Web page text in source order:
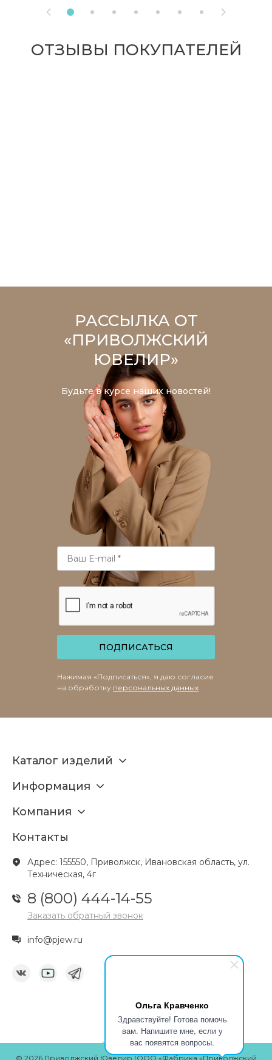
Ольга Кравченко
Здравствуйте! Готова помочь
вам. Напишите мне, если у
вас появятся вопросы.
 
ОТЗЫВЫ ПОКУПАТЕЛЕЙ
РАССЫЛКА ОТ
«ПРИВОЛЖСКИЙ
ЮВЕЛИР»
Будьте в курсе наших новостей!
ПОДПИСАТЬСЯ
Нажимая «Подписаться», я даю согласие
на обработку персональных данных
Каталог изделий
Информация
Компания
Контакты
Адрес: 155550, Приволжск, Ивановская область, ул.
Техническая, 4г
8 (800) 444-14-55
Заказать обратный звонок
info@pjew.ru
© 2026 Приволжский Ювелир (ООО «Фабрика «Приволжский